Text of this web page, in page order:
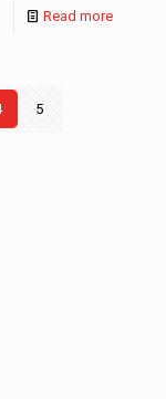
Read more
5